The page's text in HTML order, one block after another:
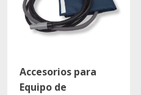
Accesorios para
Equipo de